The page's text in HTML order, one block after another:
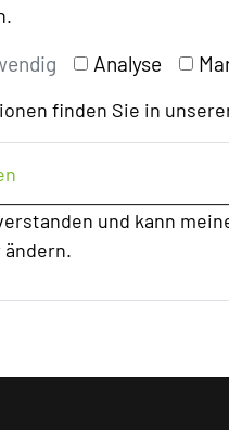
Analyse
finden Sie in
und kann